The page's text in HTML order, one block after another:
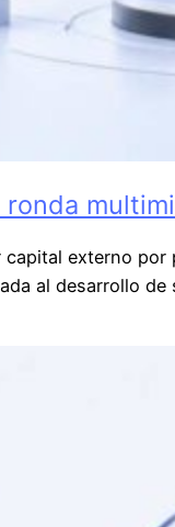
ronda
capital externo
al desarrollo